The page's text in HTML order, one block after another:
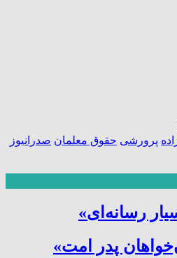
پرورشی حقوق معلمان صدرانیوز
رسانه‌ای»
پدر امت»